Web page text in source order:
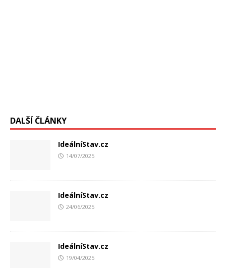
DALŠÍ ČLÁNKY
IdeálníStav.cz
14/07/2025
IdeálníStav.cz
24/06/2025
IdeálníStav.cz
19/04/2025